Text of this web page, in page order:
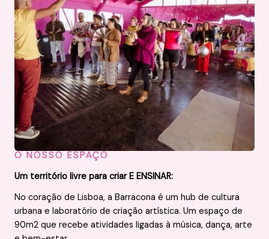
O NOSSO ESPAÇO
Um território livre para criar E ENSINAR:
No coração de Lisboa, a Barracona é um hub de cultura
urbana e laboratório de criação artística. Um espaço de
90m2 que recebe atividades ligadas à música, dança, arte